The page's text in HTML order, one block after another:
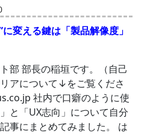
変える鍵は「製品解像度」
部 部長の稲垣です。（自己
アについて↓をご覧くださ
社内で口癖のように使
と「UX志向」について自分
事にまとめてみました。 は